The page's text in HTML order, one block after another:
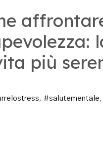
più
, #salutementale,